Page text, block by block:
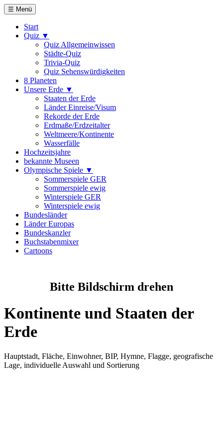
☰ Menü
Start
Quiz ▼
Quiz Allgemeinwissen
Städte-Quiz
Trivia-Quiz
Quiz Sehenswürdigkeiten
8 Planeten
Unsere Erde ▼
Staaten der Erde
Länder Einreise/Visum
Rekorde der Erde
Erdmaße/Erdzeitalter
Weltmeere/Kontinente
Wasserfälle
Hochzeitsjahre
bekannte Museen
Olympische Spiele ▼
Sommerspiele GER
Sommerspiele ewig
Winterspiele GER
Winterspiele ewig
Bundesländer
Länder Europas
Bundeskanzler
Buchstabenmixer
Cartoons
Bitte Bildschirm drehen
Kontinente und Staaten der
Erde
Hauptstadt, Fläche, Einwohner, BIP, Hymne, Flagge, geografische
Lage, individuelle Auswahl und Sortierung